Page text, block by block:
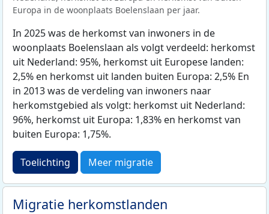
Europa in de woonplaats Boelenslaan per jaar.
In 2025 was de herkomst van inwoners in de
woonplaats Boelenslaan als volgt verdeeld: herkomst
uit Nederland: 95%, herkomst uit Europese landen:
2,5% en herkomst uit landen buiten Europa: 2,5% En
in 2013 was de verdeling van inwoners naar
herkomstgebied als volgt: herkomst uit Nederland:
96%, herkomst uit Europa: 1,83% en herkomst van
buiten Europa: 1,75%.
Toelichting Meer migratie
Migratie herkomstlanden